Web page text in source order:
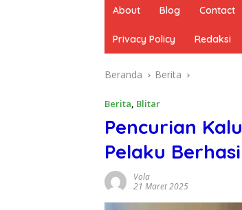
About Blog Contact
Privacy Policy Redaksi
Beranda Berita
Berita, Blitar
Pencurian
Pelaku
Vola
21 Maret 2025